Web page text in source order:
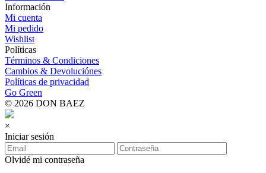
Información
Mi cuenta
Mi pedido
Wishlist
Políticas
Términos & Condiciones
Cambios & Devoluciónes
Políticas de privacidad
Go Green
© 2026 DON BAEZ
×
Iniciar sesión
Olvidé mi contraseña